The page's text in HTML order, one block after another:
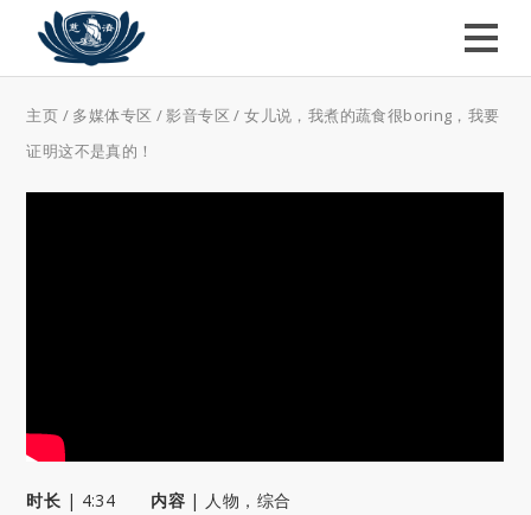
主页 / 多媒体专区 /影音专区 /女儿说，我煮的蔬食很boring，我要
证明这不是真的！
时长 | 4:34 内容 | 人物 ， 综合